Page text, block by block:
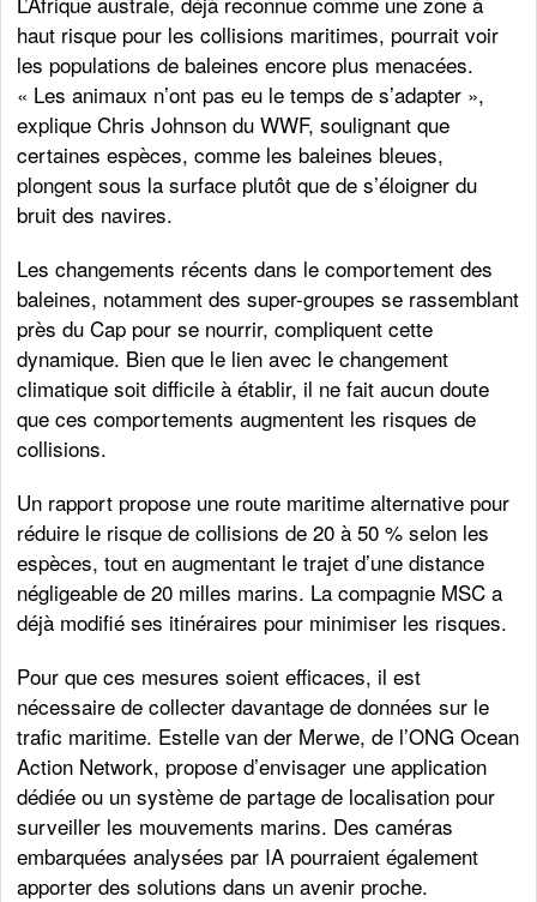
haut risque pour les collisions maritimes, pourrait voir
les populations de baleines encore plus menacées.
« Les animaux n’ont pas eu le temps de s’adapter »,
explique Chris Johnson du WWF, soulignant que
certaines espèces, comme les baleines bleues,
plongent sous la surface plutôt que de s’éloigner du
bruit des navires.
Les changements récents dans le comportement des
baleines, notamment des super-groupes se rassemblant
près du Cap pour se nourrir, compliquent cette
dynamique. Bien que le lien avec le changement
climatique soit difficile à établir, il ne fait aucun doute
que ces comportements augmentent les risques de
collisions.
Un rapport propose une route maritime alternative pour
réduire le risque de collisions de 20 à 50 % selon les
espèces, tout en augmentant le trajet d’une distance
négligeable de 20 milles marins. La compagnie MSC a
déjà modifié ses itinéraires pour minimiser les risques.
Pour que ces mesures soient efficaces, il est
nécessaire de collecter davantage de données sur le
trafic maritime. Estelle van der Merwe, de l’ONG Ocean
Action Network, propose d’envisager une application
dédiée ou un système de partage de localisation pour
surveiller les mouvements marins. Des caméras
embarquées analysées par IA pourraient également
apporter des solutions dans un avenir proche.